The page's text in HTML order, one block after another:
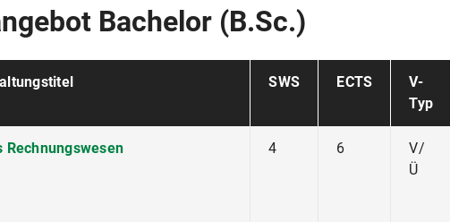
Bachelor (B.Sc.)
SWS ECTS
V-
Typ
Rechnungswesen 4 6
V/
Ü